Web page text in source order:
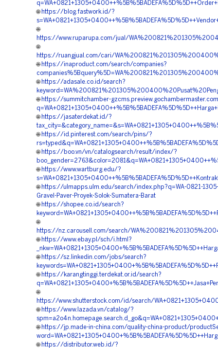
🌐 https://blog.fastwork.id/?
🌐
https://www.ruparupa.com/jual/
🌐
https://ruangjual.com/cari/
🌐 https://inaproduct.com/search/companies?
🌐 https://adasale.co.id/search?
🌐 https://summitchamber-
🌐 https://jasaterdekat.id/?
🌐 https://id.pinterest.com/search/pins/?
🌐 https://boo.vn/vn/catalogsearch/result/index/?
🌐 https://www.wartburg.edu/?
🌐 https://ulmapps.ulm.edu/search/index.php?q=WA-0821-
Gravel-Paver-Proyek-Solok-Sumatera-Barat
🌐 https://shopee.co.id/search?
🌐
https://nz.carousell.com/search/
🌐 https://www.ebay.pl/sch/i.html?
🌐 https://sz.linkedin.com/jobs/search?
🌐 https://karangtinggi.terdekat.or.id/search?
🌐
https://www.shutterstock.com/id/search/
🌐 https://www.lazada.vn/catalog/?
🌐 https://jp.made-in-china.com/quality-china-product/
🌐 https://distributor.web.id/?